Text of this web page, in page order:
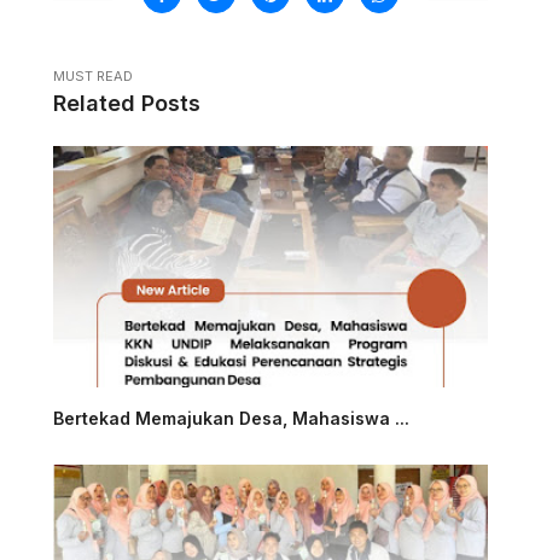
MUST READ
Related Posts
Bertekad Memajukan Desa, Mahasiswa ...